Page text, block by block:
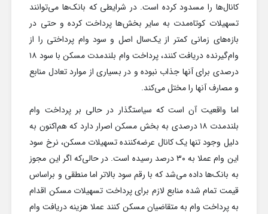
کانال‌ها را مسدود کرده است. در شرایطی که بانک‌ها می‌توانند
تسهیلات کوتاه‌مدت به سایر بخش‌ها پرداخت کرده و حتی در
بازه‌های زمانی کمتر از یک‌سال اصل و سود وام پرداختی را از
وام‌گیرنده دریافت کنند، پرداخت وام بلندمدت مسکن با سود ۱۸
درصدی برای آنها جذاب نبوده و در بسیاری از موارد تعادل منابع
و مصارف آنها را مختل می‌کند.
اما واقعیت آن است که سیاستگذار در حالی بر پرداخت وام
بلندمدت ۱۸ درصدی به بخش مسکن اصرار دارد که هم‌اکنون به
دلیل وجود تنها یک کانال عرضه‌کننده تسهیلات مسکن، نرخ سود
این وام عملا به ۳۰ درصد رسیده است. در حالی‌که اگر این مجوز
به بانک‌ها داده می‌شد که با رقم سود بالاتر اما منطقی و براساس
قیمت تمام شده منابع لازم برای پرداخت تسهیلات مسکن اقدام
به پرداخت وام به متقاضیان مسکن کنند عملا هزینه دریافت وام